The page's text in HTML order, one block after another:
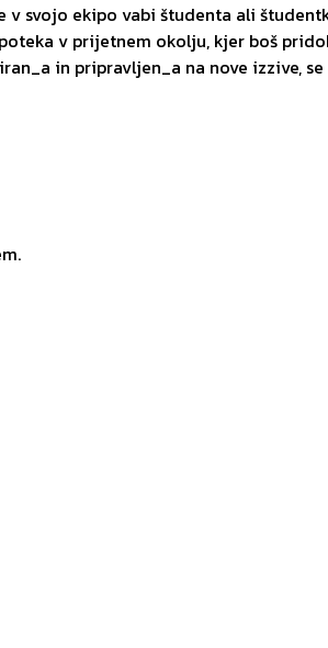
svojo ekipo vabi študenta ali
v prijetnem okolju, kjer boš
in pripravljen_a na nove izzive,